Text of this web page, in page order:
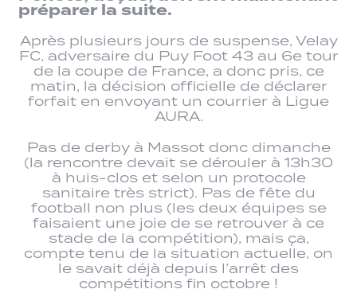
préparer la suite.
Après plusieurs jours de suspense, Velay
FC, adversaire du Puy Foot 43 au 6e tour
de la coupe de France, a donc pris, ce
matin, la décision officielle de déclarer
forfait en envoyant un courrier à Ligue
AURA.
Pas de derby à Massot donc dimanche
(la rencontre devait se dérouler à 13h30
à huis-clos et selon un protocole
sanitaire très strict). Pas de fête du
football non plus (les deux équipes se
faisaient une joie de se retrouver à ce
stade de la compétition), mais ça,
compte tenu de la situation actuelle, on
le savait déjà depuis l’arrêt des
compétitions fin octobre !